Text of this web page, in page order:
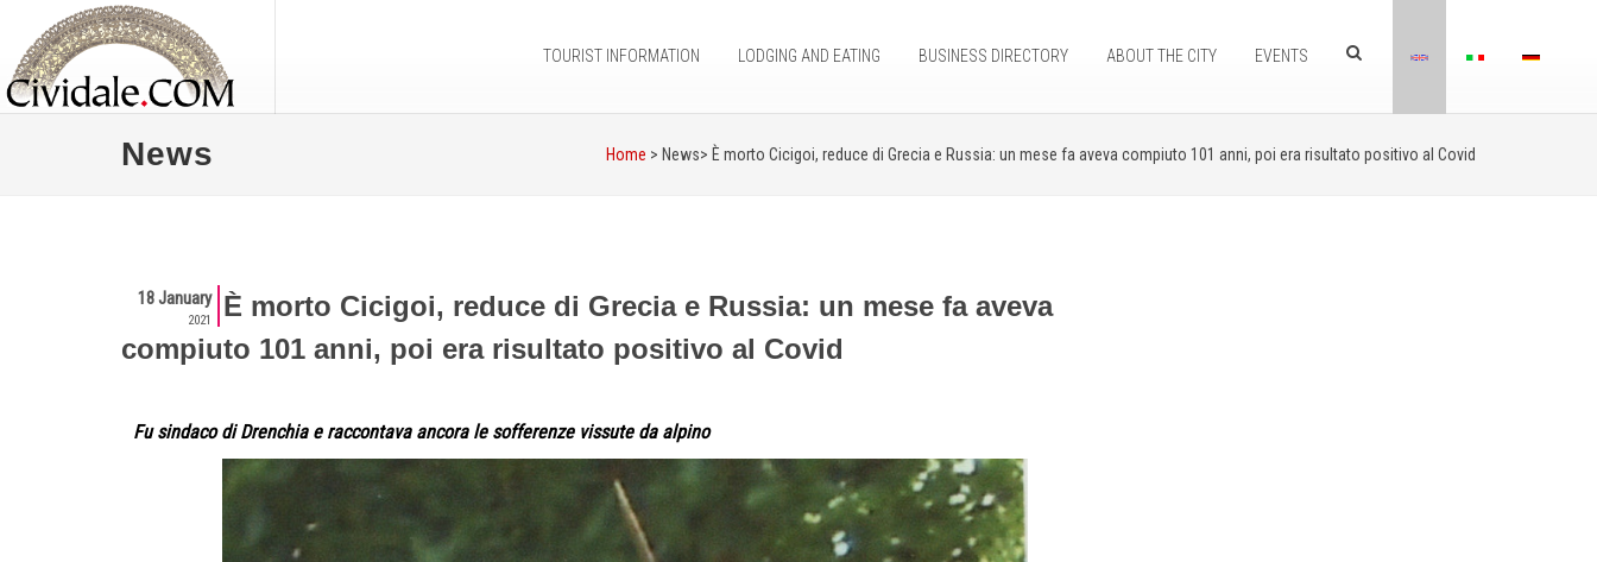
TOURIST INFORMATION LODGING AND EATING BUSINESS DIRECTORY ABOUT THE CITY EVENTS
News Home > News> È morto Cicigoi, reduce di Grecia e Russia: un mese fa aveva compiuto 101 anni, poi era risultato positivo al Covid
18 January
2021
È morto Cicigoi, reduce di Grecia e Russia: un mese fa aveva
compiuto 101 anni, poi era risultato positivo al Covid
Fu sindaco di Drenchia e raccontava ancora le sofferenze vissute da alpino